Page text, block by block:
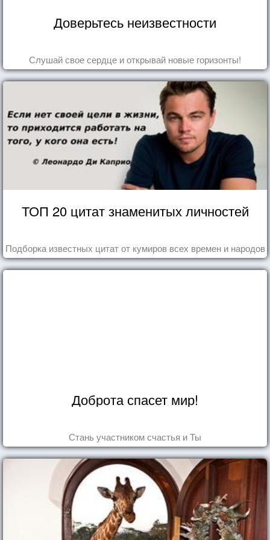
Доверьтесь неизвестности
Слушай свое сердце и открывай новые горизонты!
ТОП 20 цитат знаменитых личностей
Подборка известных цитат от кумиров всех времен и народов
Доброта спасет мир!
Стань участником счастья и Ты